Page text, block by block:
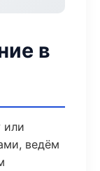
в
или
ведём